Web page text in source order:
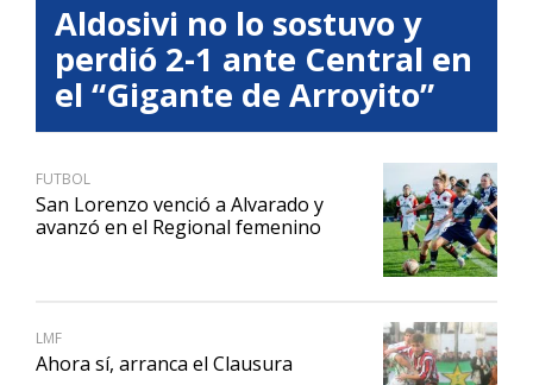
Aldosivi no lo sostuvo y
perdió 2-1 ante Central en
el “Gigante de Arroyito”
FUTBOL
San Lorenzo venció a Alvarado y
avanzó en el Regional femenino
LMF
Ahora sí, arranca el Clausura